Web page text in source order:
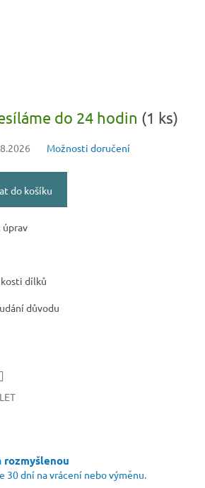
do 24 hodin (1 ks)
Možnosti doručení
do košíku
dílků
důvodu
rozmyšlenou
30 dní na vrácení nebo výměnu.